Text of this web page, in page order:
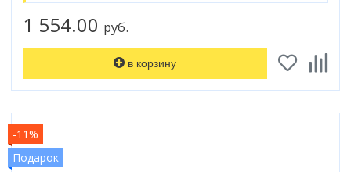
1 554.00 руб.
в корзину
-11%
Подарок